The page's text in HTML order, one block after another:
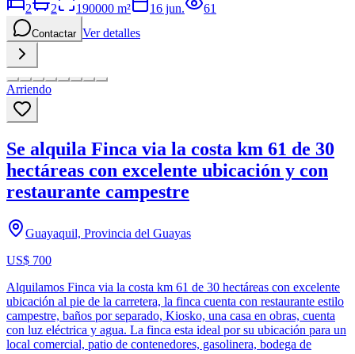
2 2 190000 m² 16 jun. 61
Contactar Ver detalles
Arriendo
Se alquila Finca via la costa km 61 de 30
hectáreas con excelente ubicación y con
restaurante campestre
Guayaquil, Provincia del Guayas
US$ 700
Alquilamos Finca via la costa km 61 de 30 hectáreas con excelente
ubicación al pie de la carretera, la finca cuenta con restaurante estilo
campestre, baños por separado, Kiosko, una casa en obras, cuenta
con luz eléctrica y agua. La finca esta ideal por su ubicación para un
local comercial, patio de contenedores, gasolinera, bodega de